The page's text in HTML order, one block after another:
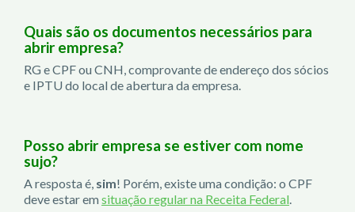
Quais são os documentos necessários para
abrir empresa?
RG e CPF ou CNH, comprovante de endereço dos sócios
e IPTU do local de abertura da empresa.
Posso abrir empresa se estiver com nome
sujo?
A resposta é, sim! Porém, existe uma condição: o CPF
deve estar emsituação regular na Receita Federal.